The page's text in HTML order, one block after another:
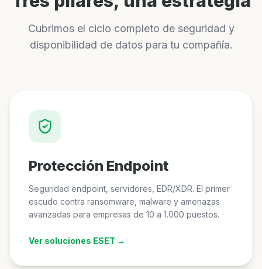
Cubrimos el ciclo completo de seguridad y
disponibilidad de datos para tu compañía.
Protección Endpoint
Seguridad endpoint, servidores, EDR/XDR. El primer
escudo contra ransomware, malware y amenazas
avanzadas para empresas de 10 a 1.000 puestos.
Ver soluciones ESET →